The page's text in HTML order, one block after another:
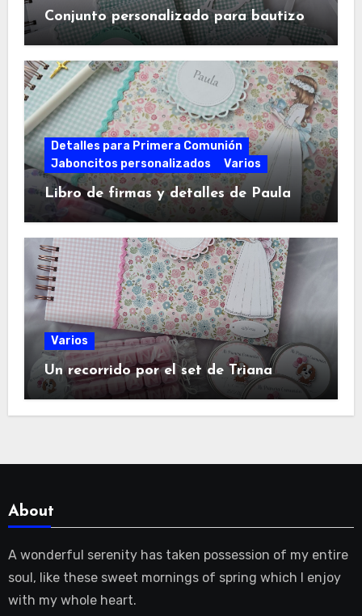
Conjunto personalizado para bautizo
Detalles para Primera Comunión
Jaboncitos personalizados
Varios
Libro de firmas y detalles de Paula
Varios
Un recorrido por el set de Triana
About
A wonderful serenity has taken possession of my entire
soul, like these sweet mornings of spring which I enjoy
with my whole heart.